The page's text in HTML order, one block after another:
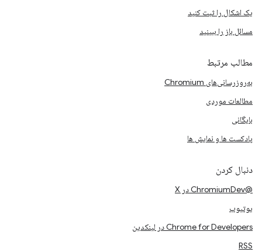
یک اشکال را ثبت کنید
مسائل باز را ببینید
مطالب مرتبط
به‌روزرسانی‌های Chromium
مطالعات موردی
بایگانی
پادکست ها و نمایش ها
دنبال کردن
@ChromiumDev در X
یوتیوب
Chrome for Developers در لینکدین
RSS